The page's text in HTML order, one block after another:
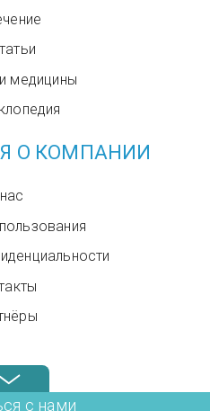
медицины
О КОМПАНИИ
+972.4.6899580
с нами